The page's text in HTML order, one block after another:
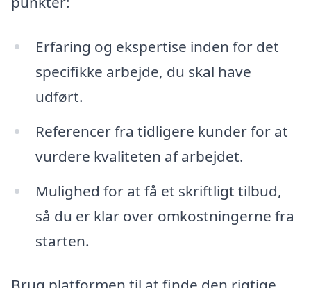
Erfaring og ekspertise inden for det
specifikke arbejde, du skal have
udført.
Referencer fra tidligere kunder for at
vurdere kvaliteten af arbejdet.
Mulighed for at få et skriftligt tilbud,
så du er klar over omkostningerne fra
starten.